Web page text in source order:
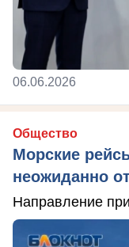
06.06.2026
Общество
Морские
неожиданно
Направление